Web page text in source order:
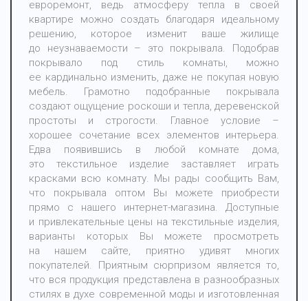
евроремонт, ведь атмосферу тепла в своей
квартире можно создать благодаря идеальному
решению, которое изменит ваше жилище
до неузнаваемости – это покрывала. Подобрав
покрывало под стиль комнаты, можно
ее кардинально изменить, даже не покупая новую
мебель. Грамотно подобранные покрывала
создают ощущение роскоши и тепла, деревенской
простоты и строгости. Главное условие –
хорошее сочетание всех элементов интерьера.
Едва появившись в любой комнате дома,
это текстильное изделие заставляет играть
красками всю комнату. Мы рады сообщить Вам,
что покрывала оптом Вы можете приобрести
прямо с нашего интернет-магазина. Доступные
и привлекательные цены на текстильные изделия,
варианты которых Вы можете просмотреть
на нашем сайте, приятно удивят многих
покупателей. Приятным сюрпризом является то,
что вся продукция представлена в разнообразных
стилях в духе современной моды и изготовленная